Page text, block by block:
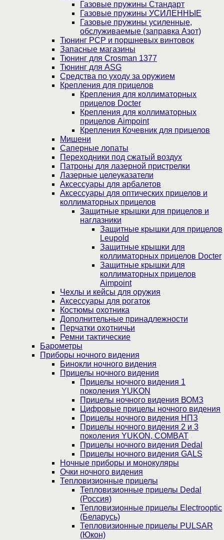
Газовые пружины Стандарт
Газовые пружины УСИЛЕННЫЕ
Газовые пружины усиленные,
обслуживаемые (заправка Азот)
Тюнинг PCP и поршневых винтовок
Запасные магазины
Тюнинг для Crosman 1377
Тюнинг для ASG
Средства по уходу за оружием
Крепления для прицелов
Крепления для коллиматорных
прицелов Docter
Крепления для коллиматорных
прицелов Aimpoint
Крепления Кочевник для прицелов
Мишени
Саперные лопаты
Переходники под сжатый воздух
Патроны для лазерной пристрелки
Лазерные целеуказатели
Аксессуары для арбалетов
Аксессуары для оптических прицелов и
коллиматорных прицелов
Защитные крышки для прицелов и
наглазники
Защитные крышки для прицелов
Leupold
Защитные крышки для
коллиматорных прицелов Docter
Защитные крышки для
коллиматорных прицелов
Aimpoint
Чехлы и кейсы для оружия
Аксессуары для рогаток
Костюмы охотника
Дополнительные принадлежности
Перчатки охотничьи
Ремни тактические
Барометры
Приборы ночного видения
Бинокли ночного видения
Прицелы ночного видения
Прицелы ночного видения 1
поколения YUKON
Прицелы ночного видения ВОМЗ
Цифровые прицелы ночного видения
Прицелы ночного видения НПЗ
Прицелы ночного видения 2 и 3
поколения YUKON, COMBAT
Прицелы ночного видения Dedal
Прицелы ночного видения GALS
Ночные приборы и монокуляры
Очки ночного видения
Тепловизионные прицелы
Тепловизионные прицелы Dedal
(Россия)
Тепловизионные прицелы Electrooptic
(Беларусь)
Тепловизионные прицелы PULSAR
(Юкон)